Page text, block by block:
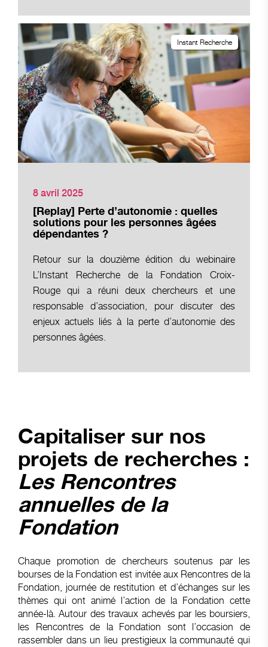
8 avril 2025
[Replay] Perte d’autonomie : quelles
solutions pour les personnes âgées
dépendantes ?
Instant Recherche
Retour sur la douzième édition du webinaire
L’Instant Recherche de la Fondation Croix-
Rouge qui a réuni deux chercheurs et une
responsable d’association, pour discuter des
enjeux actuels liés à la perte d’autonomie des
personnes âgées.
Capitaliser sur nos
projets de recherches :
Les Rencontres
annuelles de la
Fondation
Chaque promotion de chercheurs soutenus par les
bourses de la Fondation est invitée aux Rencontres de la
Fondation, journée de restitution et d’échanges sur les
thèmes qui ont animé l’action de la Fondation cette
année-là. Autour des travaux achevés par les boursiers,
les Rencontres de la Fondation sont l’occasion de
rassembler dans un lieu prestigieux la communauté qui